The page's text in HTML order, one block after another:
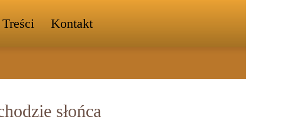
Kontakt
słońca